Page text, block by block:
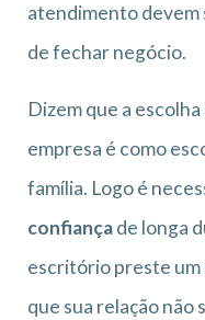
atendimento
de fechar negócio.
Dizem que a
empresa é como
família. Logo é
confiançade longa
escritório preste
que sua relação não